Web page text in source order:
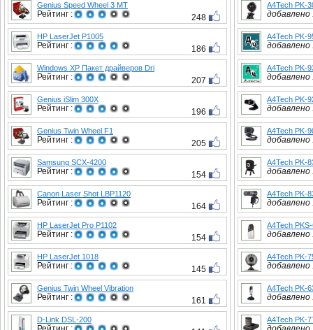
Genius Speed Wheel 3 MT
Рейтинг : 248
HP LaserJet P1005
Рейтинг : 186
Windows XP Пакет драйверов Dri
Рейтинг : 207
Genius iSlim 300X
Рейтинг : 196
Genius Twin Wheel F1
Рейтинг : 205
Samsung SCX-4200
Рейтинг : 154
Canon Laser Shot LBP1120
Рейтинг : 164
HP LaserJet Pro P1102
Рейтинг : 154
HP LaserJet 1018
Рейтинг : 145
Genius Twin Wheel Vibration
Рейтинг : 161
D-Link DSL-200
A4Tech PK-
добавлено
A4Tech PK-
добавлено
A4Tech PK-
добавлено
A4Tech PK-
добавлено
A4Tech PK-
добавлено
A4Tech PK-
добавлено
A4Tech PK-
добавлено
A4Tech
добавлено
A4Tech PK-
добавлено
A4Tech PK-
добавлено
A4Tech PK-